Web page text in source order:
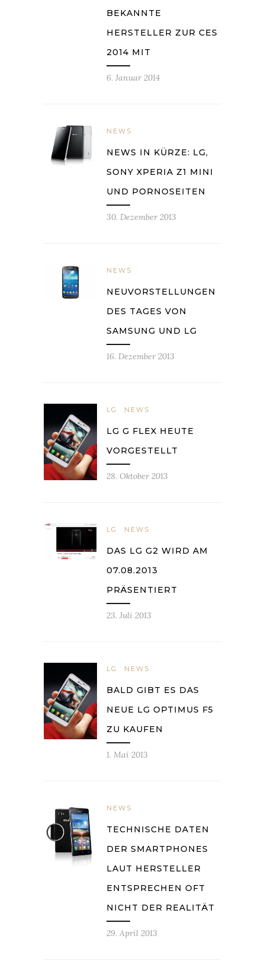
BEKANNTE
HERSTELLER ZUR CES
2014 MIT
6. Januar 2014
NEWS
NEWS IN KÜRZE: LG,
SONY XPERIA Z1 MINI
UND PORNOSEITEN
30. Dezember 2013
NEWS
NEUVORSTELLUNGEN
DES TAGES VON
SAMSUNG UND LG
16. Dezember 2013
LG NEWS
LG G FLEX HEUTE
VORGESTELLT
28. Oktober 2013
LG NEWS
DAS LG G2 WIRD AM
07.08.2013
PRÄSENTIERT
23. Juli 2013
LG NEWS
BALD GIBT ES DAS
NEUE LG OPTIMUS F5
ZU KAUFEN
1. Mai 2013
NEWS
TECHNISCHE DATEN
DER SMARTPHONES
LAUT HERSTELLER
ENTSPRECHEN OFT
NICHT DER REALITÄT
29. April 2013